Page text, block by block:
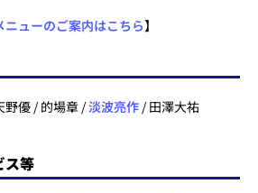
ニューのご案内はこちら】
野優 / 的場章 /淡波亮作 / 田澤大祐
ス等